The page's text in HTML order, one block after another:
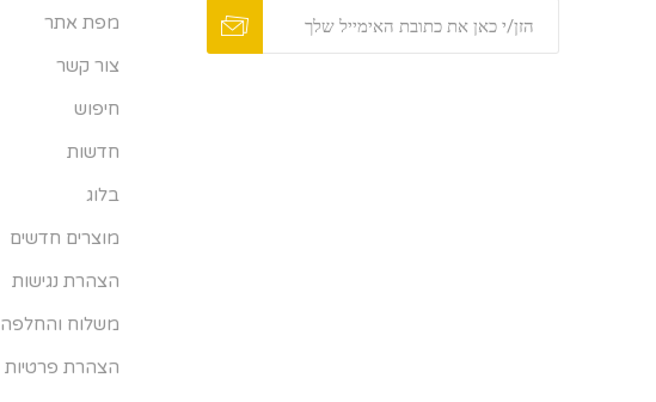
מפת אתר
צור קשר
חיפוש
חדשות
בלוג
מוצרים חדשים
הצהרת נגישות
משלוח והחלפה
הצהרת פרטיות